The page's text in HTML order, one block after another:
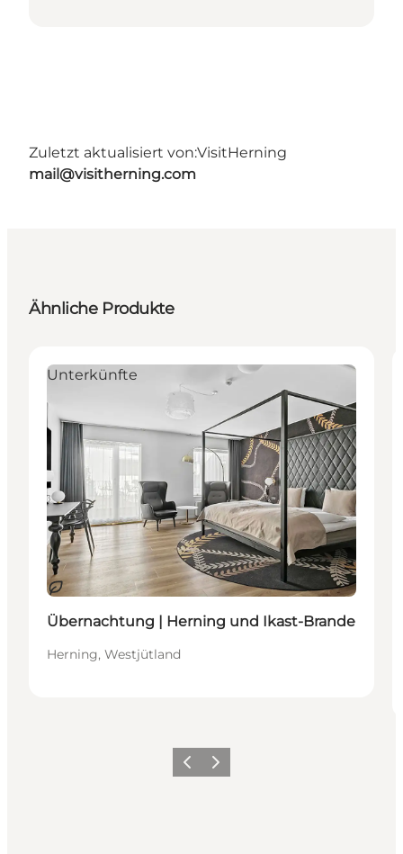
Zuletzt aktualisiert von:VisitHerning
mail@visitherning.com
Ähnliche Produkte
Nachhaltig
Unterkünfte
Übernachtung | Herning und Ikast-Brande
Herning, Westjütland
ZurückWeiter